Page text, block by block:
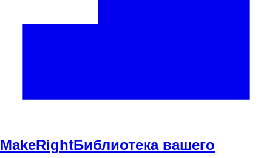
MakeRightБиблиотека вашего